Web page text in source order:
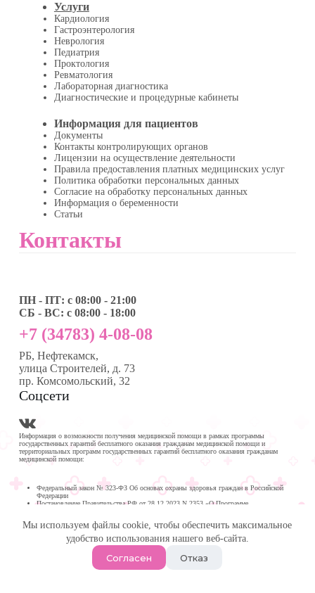
Мы используем файлы cookie, чтобы обеспечить максимальное
удобство использования нашего веб-сайта.
Согласен Отказ
Услуги
Кардиология
Гастроэнтерология
Неврология
Педиатрия
Проктология
Ревматология
Лабораторная диагностика
Диагностические и процедурные кабинеты
Информация для пациентов
Документы
Контакты контролирующих органов
Лицензии на осуществление деятельности
Правила предоставления платных медицинских услуг
Политика обработки персональных данных
Согласие на обработку персональных данных
Информация о беременности
Статьи
Контакты
ПН - ПТ: с 08:00 - 21:00
СБ - ВС: с 08:00 - 18:00
+7 (34783) 4-08-08
РБ, Нефтекамск,
улица Строителей, д. 73
пр. Комсомольский, 32
Соцсети
Информация о возможности получения медицинской помощи в рамках программы
государственных гарантий бесплатного оказания гражданам медицинской помощи и
территориальных программ государственных гарантий бесплатного оказания гражданам
медицинской помощи:
Федеральный закон № 323-ФЗ Об основах охраны здоровья граждан в Российской
Федерации
Постановление Правительства РФ от 28.12.2023 N 2353 «О Программе
Программа государственных гарантий бесплатного оказания гражданам медицинской
Республике Башкортостан на 2024 год и на плановый период 2025 и 2026 годов
Медика Плюс
| Многопрофильная клиника в